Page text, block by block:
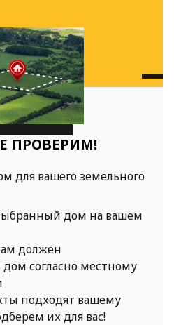
ПРОВЕРИМ!
для вашего земельного
дом на вашем
должен
дом согласно местному
подходят вашему
их для вас!